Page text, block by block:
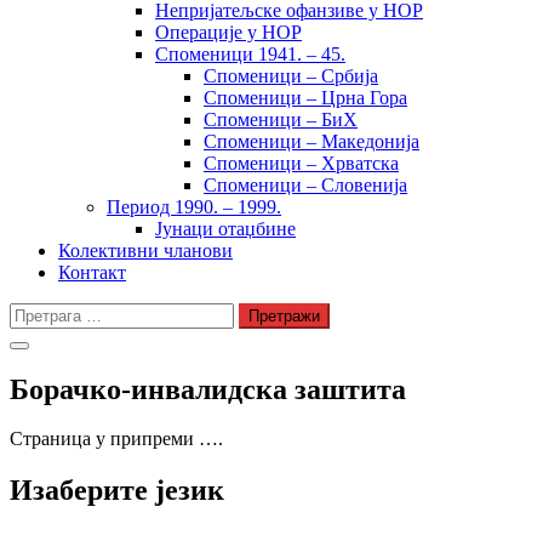
Непријатељске офанзиве у НОР
Операције у НОР
Споменици 1941. – 45.
Споменици – Србија
Споменици – Црна Гора
Споменици – БиХ
Споменици – Македонија
Споменици – Хрватска
Споменици – Словенија
Период 1990. – 1999.
Јунаци отаџбине
Колективни чланови
Контакт
Претрага
за:
Борачко-инвалидска заштита
Страница у припреми ….
Изаберите језик